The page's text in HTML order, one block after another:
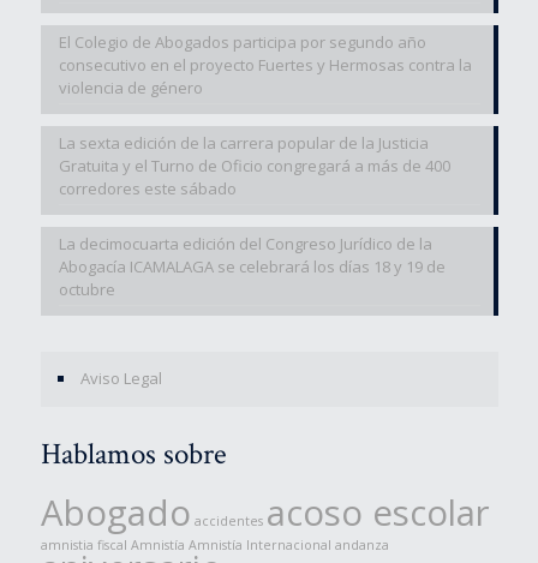
El Colegio de Abogados participa por segundo año
consecutivo en el proyecto Fuertes y Hermosas contra la
violencia de género
La sexta edición de la carrera popular de la Justicia
Gratuita y el Turno de Oficio congregará a más de 400
corredores este sábado
La decimocuarta edición del Congreso Jurídico de la
Abogacía ICAMALAGA se celebrará los días 18 y 19 de
octubre
Aviso Legal
Hablamos sobre
Abogado accidentes acoso escolar
amnistia fiscal Amnistía Amnistía Internacional andanza